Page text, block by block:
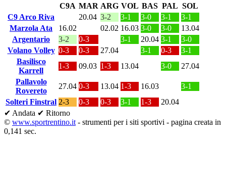
C9A MAR ARG VOL BAS PAL SOL
C9 Arco Riva
20.04 3-2 3-1 3-0 3-1
3-1
Marzola Ata
16.02 02.02 16.03 3-0 3-0
13.04
Argentario
3-2 0-3 3-1 20.04 3-1
3-0
Volano Volley 0-3 0-3 27.04 3-1 0-3
3-1
Basilisco
Karrell
1-3 09.03 1-3 13.04 3-0
27.04
Pallavolo
Rovereto
27.04 0-3 13.04 1-3 16.03
3-1
Solteri Finstral 2-3 0-3 0-3 3-1 1-3
20.04
✔ Andata ✔ Ritorno
© www.sportrentino.it - strumenti per i siti sportivi - pagina creata in
0,141 sec.